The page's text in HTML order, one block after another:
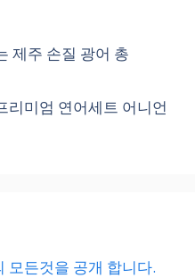
제주 손질 광어 총
리미엄 연어세트 어니언
모든것을 공개 합니다.